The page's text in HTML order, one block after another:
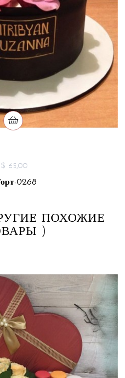
$ 65,00
0268
ПОХОЖИЕ
)